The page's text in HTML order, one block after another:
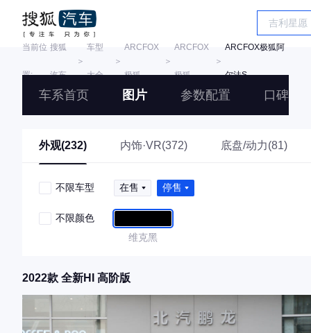
当前位
置:
搜狐
汽车
＞
车型
大全
＞
ARCFOX
极狐
＞
ARCFOX
极狐
＞
ARCFOX极狐阿
尔法S
车系首页 图片 参数配置 口碑
外观(232) 内饰·VR(372) 底盘/动力(81)
不限车型 在售 停售
不限颜色
维克黑
2022款 全新HI 高阶版